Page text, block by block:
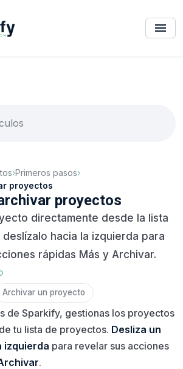
›Primeros pasos›
proyectos
proyectos
directamente desde la lista
hacia la izquierda para
rápidas Más y Archivar.
Archivar un proyecto
de Sparkify, gestionas los proyectos
tu lista de proyectos. Desliza un
izquierda para revelar sus acciones
.